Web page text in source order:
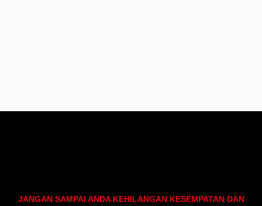
JANGAN SAMPAI ANDA KEHILANGAN KESEMPATAN DAN